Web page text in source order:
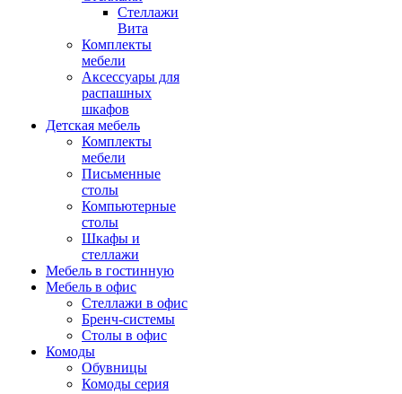
Стеллажи
Вита
Комплекты
мебели
Аксессуары для
распашных
шкафов
Детская мебель
Комплекты
мебели
Письменные
столы
Компьютерные
столы
Шкафы и
стеллажи
Мебель в гостинную
Мебель в офис
Стеллажи в офис
Бренч-системы
Столы в офис
Комоды
Обувницы
Комоды серия